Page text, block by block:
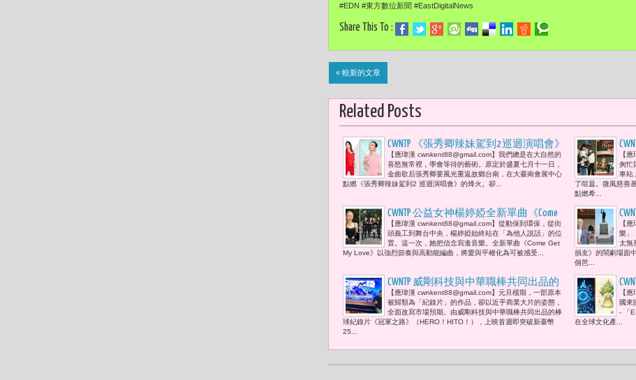
#EDN #東方數位新聞 #EastDigitalNews
Share This To :
« 較新的文章
Related Posts
CWNTP 《張秀卿辣妹駕到2 巡迴演唱會》
雙十國慶的大地盛典 聽張秀卿與命運的
辣妹之約
【應瑋漢 cwnkent88@gmail.com】我們總是在大自然的
喜怒無常裡，學會等待的藝術。原定於盛夏七月十一日，
金曲歌后張秀卿要風光重返故鄉台南，在大臺南會展中心
點燃《張秀卿辣妹駕到2 巡迴演唱會》的烽火。卻...
美
「
象
來
【
匆忙
車站
了喧囂。微風慈善
點燃希...
CWNTP 公益女神楊婷婭全新單曲《Come
Get My Love》「心動宇宙 UNV」團站台打
氣「不論你愛誰，只要不傷害他人，都
應該被這個世界溫柔以待。」
【應瑋漢 cwnkent88@gmail.com】從動保到環保，從街
頭義工到舞台中央，楊婷婭始終站在「為他人說話」的位
置。這一次，她把信念寫進音樂。全新單曲《Come Get
My Love》以強烈節奏與高動能編曲，將愛與平權化為可被感受...
血
他
一
【
樂」
太無
損友》的鬧劇場面
個芭...
CWNTP 威剛科技與中華職棒共同出品的
棒球紀錄片《冠軍之路》喚醒青春與熱
血 漫畫家賴有賢：「當棒球化為運動漫
畫的熱血旋律，只要一顆球，重新召喚
【應瑋漢 cwnkent88@gmail.com】元旦檔期，一部原本
被歸類為「紀錄片」的作品，卻以近乎商業大片的姿態，
全面改寫市場預期。由威剛科技與中華職棒共同出品的棒
球紀錄片《冠軍之路》（HERO！HITO！），上映首週即突破新臺幣
25...
億
崎
【
國來
- 「
在全球文化產...